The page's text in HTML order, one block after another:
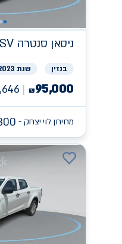
ניסאן SV סנטרה
בנזין שנת 2023
₪95,000
מחירון לוי יצחק -